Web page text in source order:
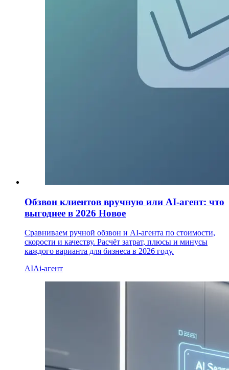
Обзвон клиентов вручную или AI-агент: что
выгоднее в 2026 Новое
Сравниваем ручной обзвон и AI-агента по стоимости,
скорости и качеству. Расчёт затрат, плюсы и минусы
каждого варианта для бизнеса в 2026 году.
AIAi-агент